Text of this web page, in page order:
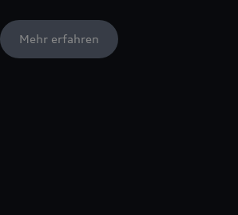
Mehr erfahren